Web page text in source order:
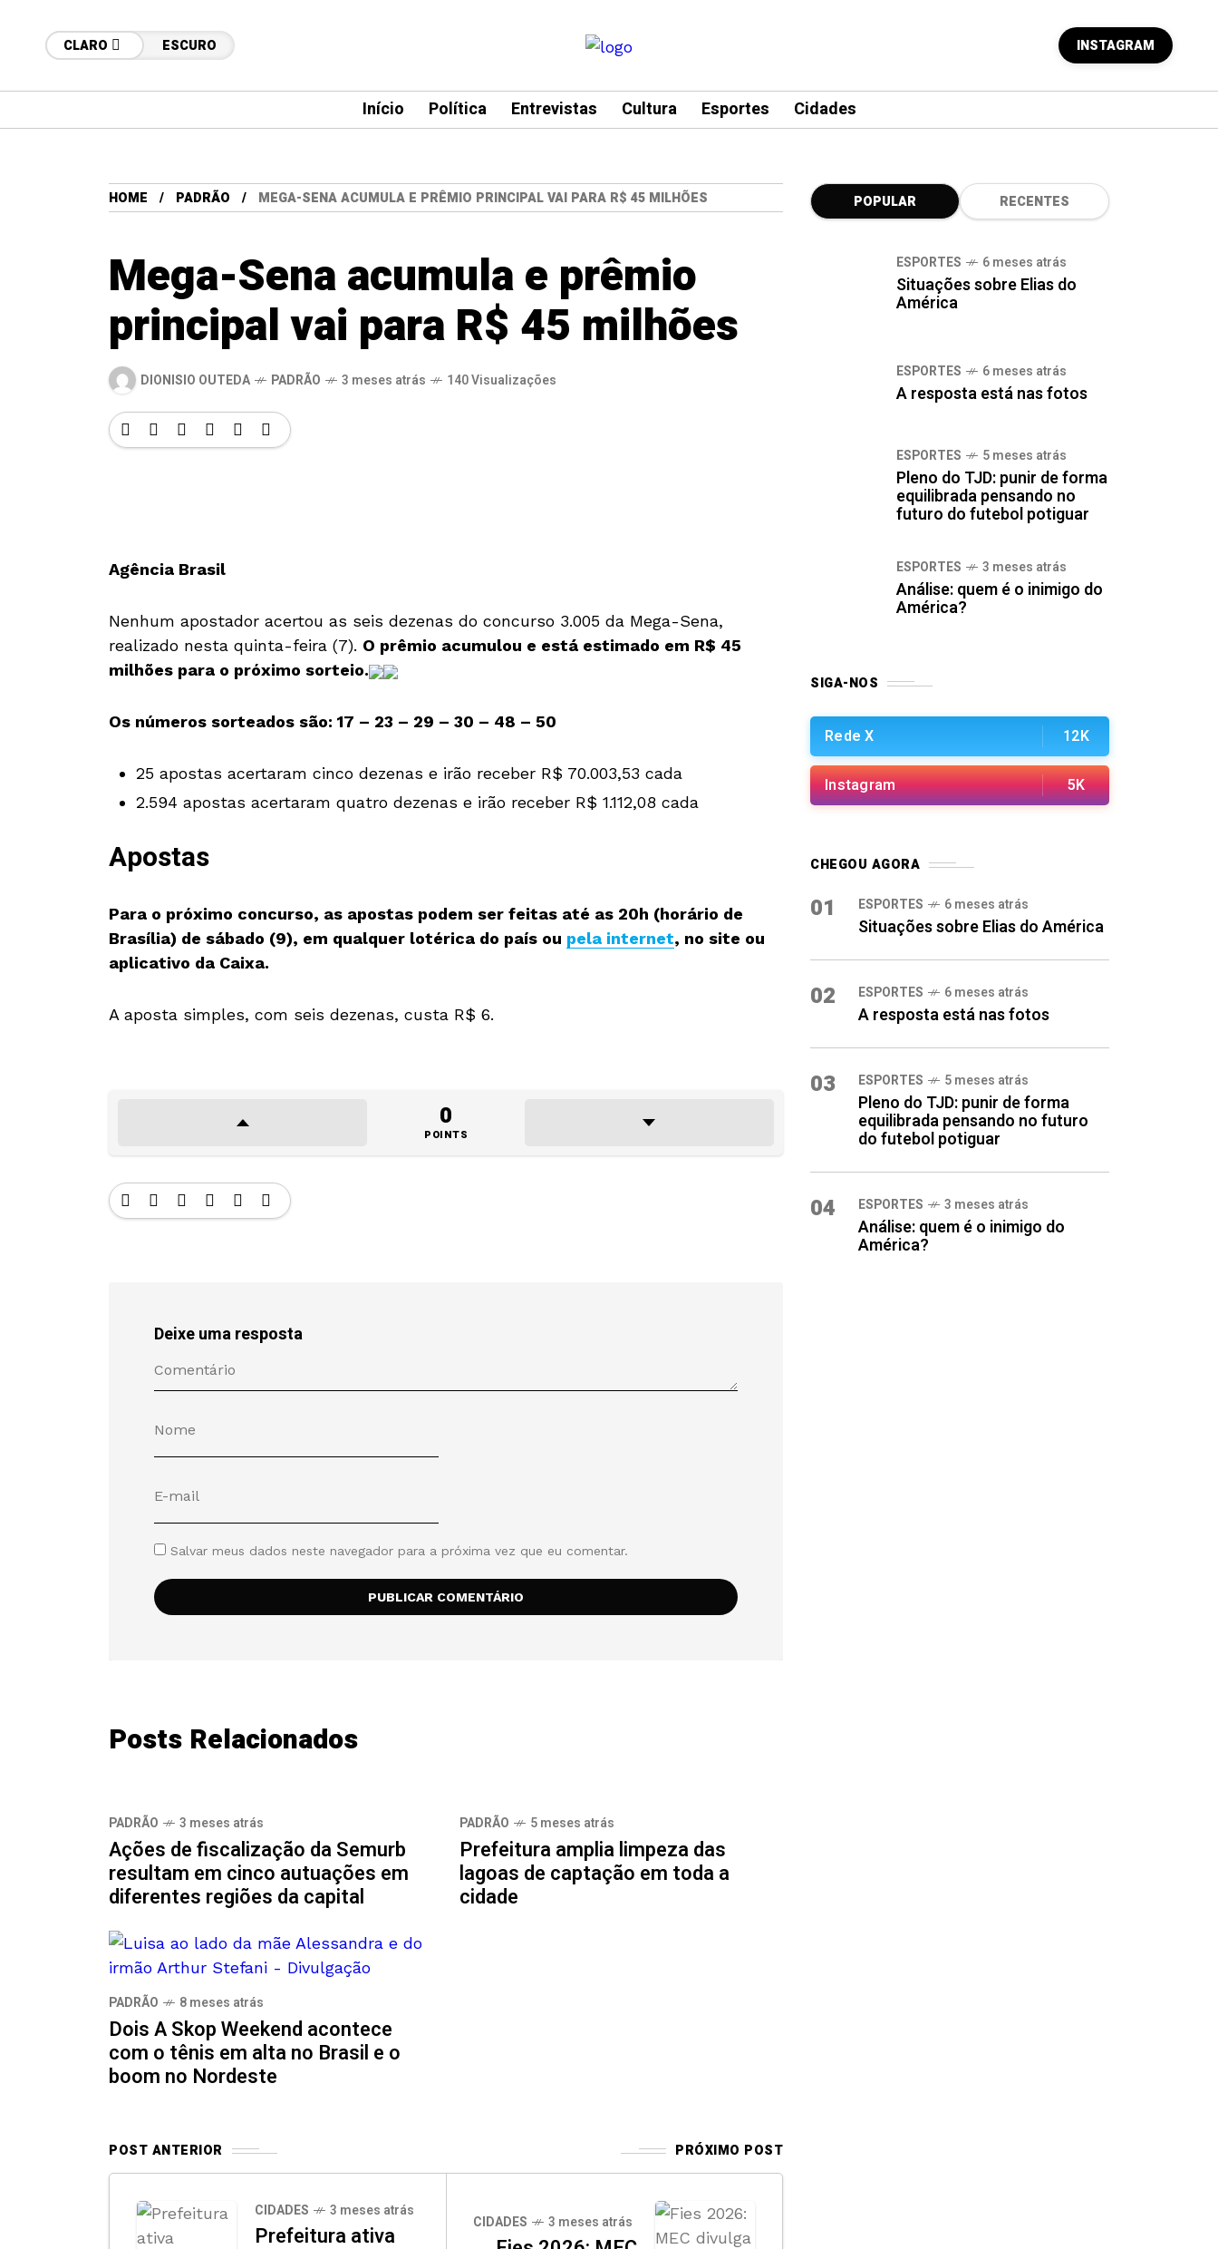
CLARO ESCURO INSTAGRAM
Início Política Entrevistas Cultura Esportes Cidades
HOME PADRÃO MEGA-SENA ACUMULA E PRÊMIO PRINCIPAL VAI PARA R$ 45 MILHÕES
Mega-Sena acumula e prêmio
principal vai para R$ 45 milhões
DIONISIO OUTEDA PADRÃO 3 meses atrás 140 Visualizações
Agência Brasil
Nenhum apostador acertou as seis dezenas do concurso 3.005 da Mega-Sena,
realizado nesta quinta-feira (7). O prêmio acumulou e está estimado em R$ 45
milhões para o próximo sorteio.
Os números sorteados são: 17 – 23 – 29 – 30 – 48 – 50
25 apostas acertaram cinco dezenas e irão receber R$ 70.003,53 cada
2.594 apostas acertaram quatro dezenas e irão receber R$ 1.112,08 cada
Apostas
Para o próximo concurso, as apostas podem ser feitas até as 20h (horário de
Brasília) de sábado (9), em qualquer lotérica do país ou pela internet, no site ou
aplicativo da Caixa.
A aposta simples, com seis dezenas, custa R$ 6.
0
POINTS
Deixe uma resposta
Salvar meus dados neste navegador para a próxima vez que eu comentar.
Posts Relacionados
PADRÃO 3 meses atrás
Ações de fiscalização da Semurb
resultam em cinco autuações em
diferentes regiões da capital
PADRÃO 5 meses atrás
Prefeitura amplia limpeza das
lagoas de captação em toda a
cidade
PADRÃO 8 meses atrás
Dois A Skop Weekend acontece
com o tênis em alta no Brasil e o
boom no Nordeste
POST ANTERIOR PRÓXIMO POST
CIDADES 3 meses atrás
Prefeitura ativa
CIDADES 3 meses atrás
POPULAR RECENTES
ESPORTES 6 meses atrás
Situações sobre Elias do
América
ESPORTES 6 meses atrás
A resposta está nas fotos
ESPORTES 5 meses atrás
Pleno do TJD: punir de forma
equilibrada pensando no
futuro do futebol potiguar
ESPORTES 3 meses atrás
Análise: quem é o inimigo do
América?
SIGA-NOS
Rede X 12K
Instagram 5K
CHEGOU AGORA
01 ESPORTES 6 meses atrás
Situações sobre Elias do América
02 ESPORTES 6 meses atrás
A resposta está nas fotos
03 ESPORTES 5 meses atrás
Pleno do TJD: punir de forma
equilibrada pensando no futuro
do futebol potiguar
04 ESPORTES 3 meses atrás
Análise: quem é o inimigo do
América?